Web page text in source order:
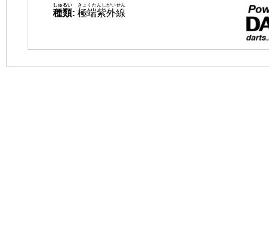
種類
しゅるい
: 極端紫外線
きょくたんしがいせん